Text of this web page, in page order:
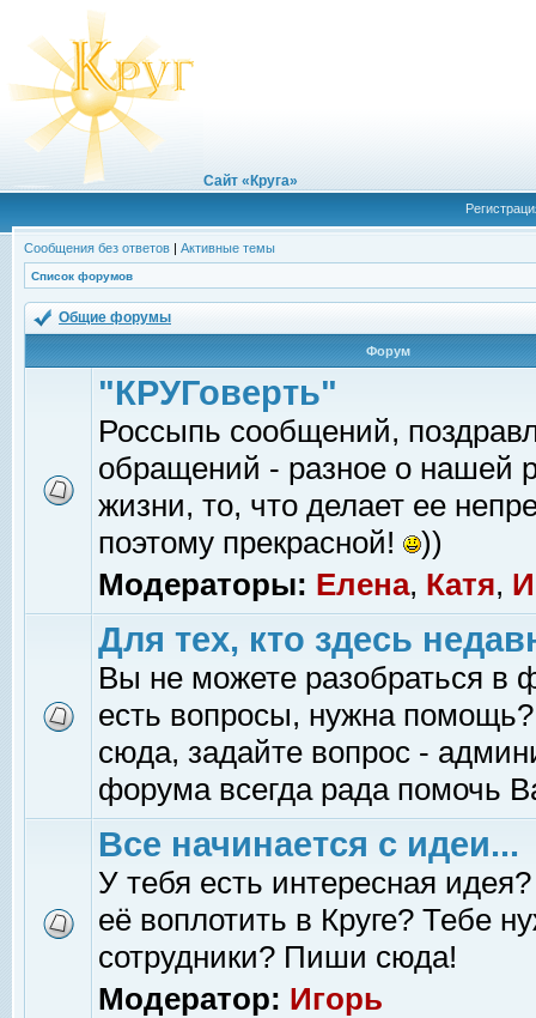
Сайт «Круга»
Сообщения без ответов | Активные темы
Список форумов
Общие форумы
Форум
"КРУГоверть"
Россыпь сообщений,
обращений - разное о нашей
жизни, то, что делает ее
поэтому прекрасной!
))
Модераторы: Елена, Катя,
Для тех, кто здесь
Вы не можете разобраться в
есть вопросы, нужна помощь?
сюда, задайте вопрос -
форума всегда рада помочь
Все начинается с идеи...
У тебя есть интересная
её воплотить в Круге? Тебе
сотрудники? Пиши сюда!
Модератор: Игорь